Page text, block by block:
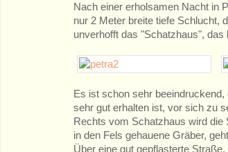
Nach einer erholsamen Nacht in
nur 2 Meter breite tiefe Schlucht,
unverhofft das "Schatzhaus",
Es ist schon sehr
sehr gut erhalten ist, vor sich zu
Rechts vom Schatzhaus wird die
in den Fels gehauene Gräber,
Über eine gut gepflasterte